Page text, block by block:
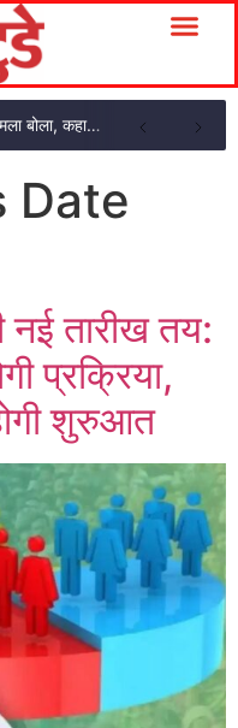
राहुल गांधी ने कार की टंकी खोलकर E20 पर हमला बोला, कहा- पूरी दाल ही काली है
Date
तारीख तय:
प्रक्रिया,
शुरुआत